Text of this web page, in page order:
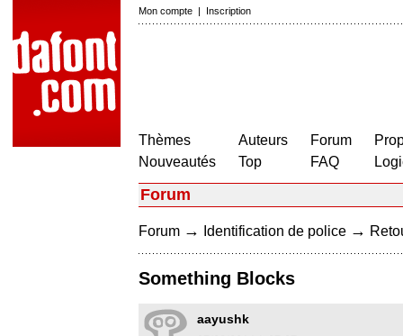
Mon compte | Inscription
Thèmes
Nouveautés
Auteurs
Top
Forum
FAQ
Forum
Forum → Identification de police →
Something Blocks
aayushk